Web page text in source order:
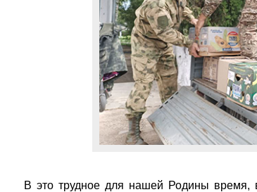
В это трудное для нашей Родины время,